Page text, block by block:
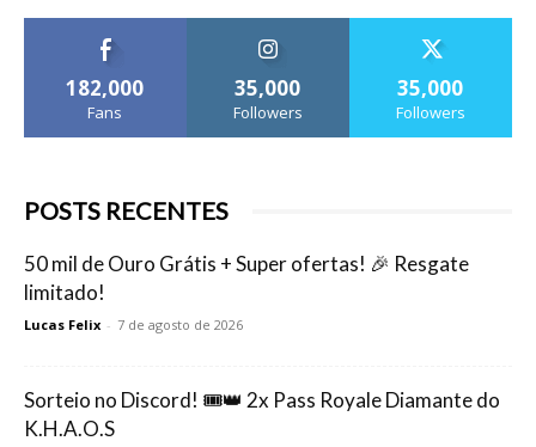
182,000
Fans
35,000
Followers
35,000
Followers
POSTS RECENTES
50 mil de Ouro Grátis + Super ofertas! 🎉 Resgate
limitado!
Lucas Felix - 7 de agosto de 2026
Sorteio no Discord! 🎟️👑 2x Pass Royale Diamante do
K.H.A.O.S